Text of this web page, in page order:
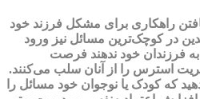
راهکاری برای مشکل فرزند خود
در کوچک‌ترین مسائل نیز ورود
فرزندان خود ندهند فرصت
استرس را از آنان سلب می‌کنند.
که کودک یا نوجوان خود مسائل را